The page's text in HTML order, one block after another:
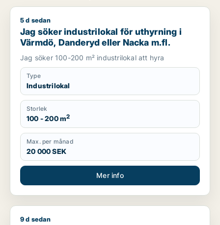
Jag söker industrilokal för uthyrning i Värmdö, Danderyd
5 d sedan
Jag söker industrilokal för uthyrning i
Värmdö, Danderyd eller Nacka m.fl.
Jag söker 100-200 m² industrilokal att hyra
Type
Industrilokal
Storlek
100 - 200 m2
Max. per månad
20 000 SEK
Mer info
Leonard söker industrilokal eller garage för uthyrning i
9 d sedan